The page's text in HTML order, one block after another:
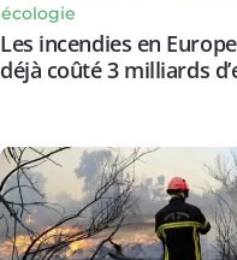
écologie
Les incendies en
déjà coûté 3 milliards